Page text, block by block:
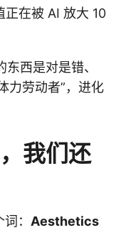
正在被 AI 放大 10
西是对是错、
力劳动者”，进化
我们还
： Aesthetics